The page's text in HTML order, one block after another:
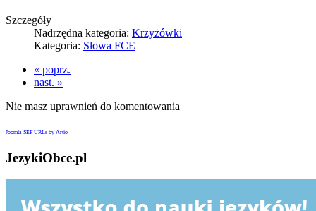
Szczegóły
Nadrzędna kategoria: Krzyżówki
Kategoria: Słowa FCE
« poprz.
nast. »
Nie masz uprawnień do komentowania
Joomla SEF URLs by Artio
JezykiObce.pl